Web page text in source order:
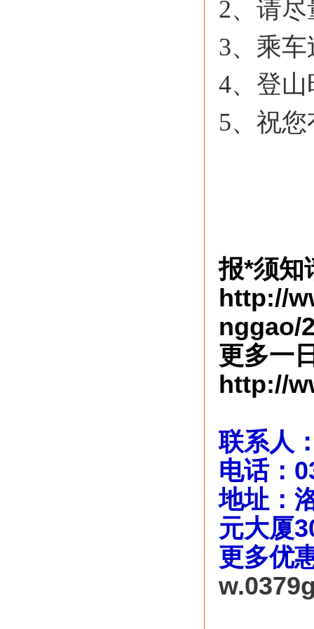
2、请
3、乘
4、登
5、祝
报*须知
http://
nggao/
更多一
http://
联系人
电话：
地址：
元大厦
更多优